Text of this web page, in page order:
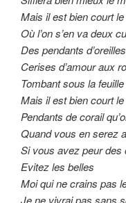
Mais il est bien court
Où l’on s’en va deux
Des pendants d’oreilles
Cerises d’amour aux
Tombant sous la
Mais il est bien court
Pendants de corail
Quand vous en serez
Si vous avez peur des
Evitez les belles
Moi qui ne crains pas
Je ne vivrai pas sans